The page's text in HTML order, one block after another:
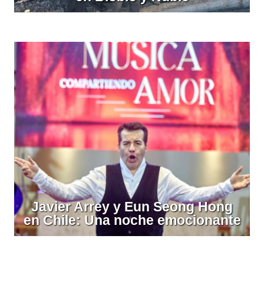
Javier Arrey y Eun Seong Hong
en Chile: Una noche emocionante